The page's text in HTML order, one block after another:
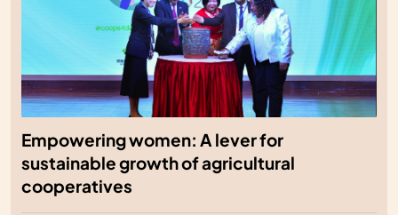
Empowering women: A lever for
sustainable growth of agricultural
cooperatives